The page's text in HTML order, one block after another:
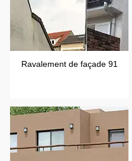
Ravalement de façade 91